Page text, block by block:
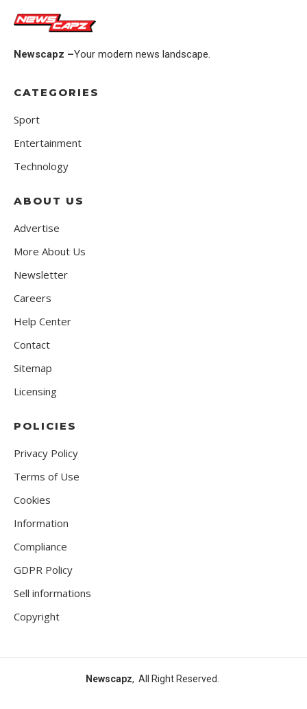
Newscapz –Your modern news landscape.
CATEGORIES
Sport
Entertainment
Technology
ABOUT US
Advertise
More About Us
Newsletter
Careers
Help Center
Contact
Sitemap
Licensing
POLICIES
Privacy Policy
Terms of Use
Cookies
Information
Compliance
GDPR Policy
Sell informations
Copyright
Newscapz, All Right Reserved.